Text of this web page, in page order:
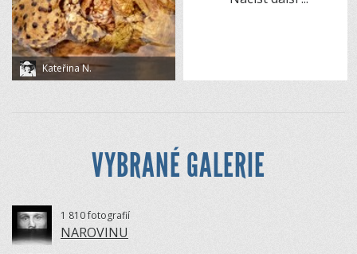
Kateřina N.
VYBRANÉ GALERIE
1 810 fotografií
NAROVINU